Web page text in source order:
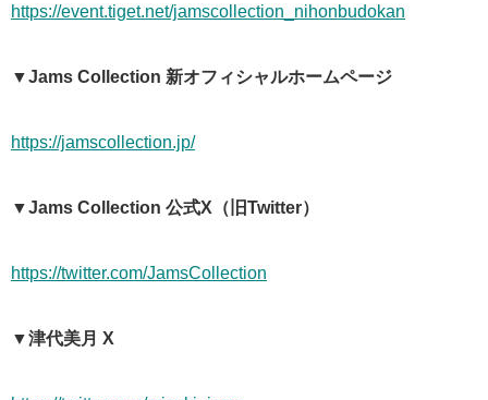
https://event.tiget.net/jamscollection_nihonbudokan
▼Jams Collection 新オフィシャルホームページ
https://jamscollection.jp/
▼Jams Collection 公式X（旧Twitter）
https://twitter.com/JamsCollection
▼津代美月 X